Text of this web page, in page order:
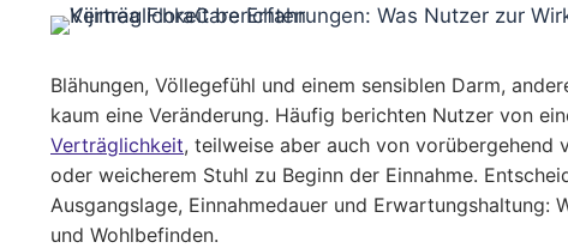
Blähungen, Völlegefühl und einem sensiblen Darm,
kaum eine Veränderung. Häufig berichten Nutzer von
Verträglichkeit, teilweise aber auch von vorübergehend
oder weicherem Stuhl zu Beginn der Einnahme.
Ausgangslage, Einnahmedauer und
und Wohlbefinden.